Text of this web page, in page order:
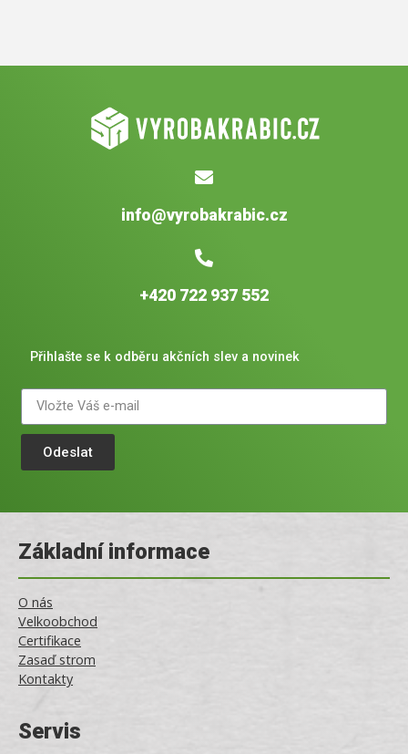
info@vyrobakrabic.cz
+420 722 937 552
Přihlašte se k odběru akčních slev a novinek
Odeslat
Základní informace
O nás
Velkoobchod
Certifikace
Zasaď strom
Kontakty
Servis